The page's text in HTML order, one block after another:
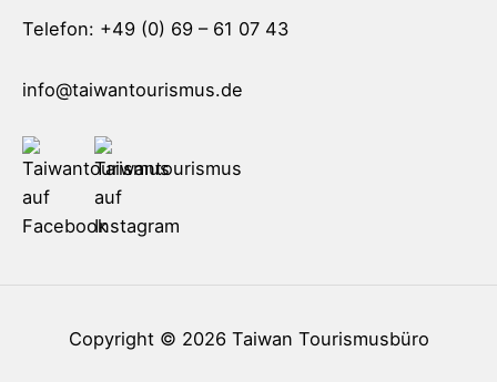
Telefon: +49 (0) 69 – 61 07 43
info@taiwantourismus.de
Copyright © 2026 Taiwan Tourismusbüro